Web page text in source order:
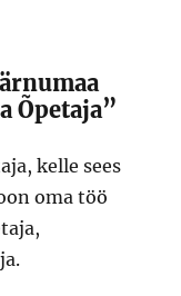
Õpetaja”
kelle sees
oma töö